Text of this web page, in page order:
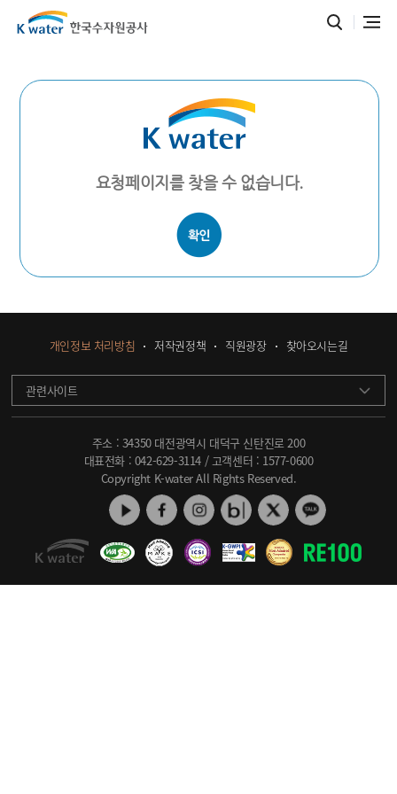
요청페이지를 찾을 수 없습니다.
개인정보 처리방침 저작권정책 직원광장 찾아오시는길
관련사이트
주소 : 34350 대전광역시 대덕구 신탄진로 200
대표전화 : 042-629-3114 / 고객센터 : 1577-0600
Copyright K-water All Rights Reserved.